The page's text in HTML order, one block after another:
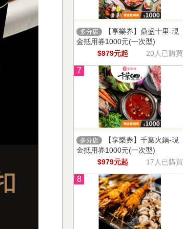
多分店
【享樂券】鼎盛十里-現
金抵用券1000元(一次型)
$979元起
20人已購買
7
多分店
【享樂券】千葉火鍋-現
金抵用券1000元(一次型)
$979元起
17人已購買
8